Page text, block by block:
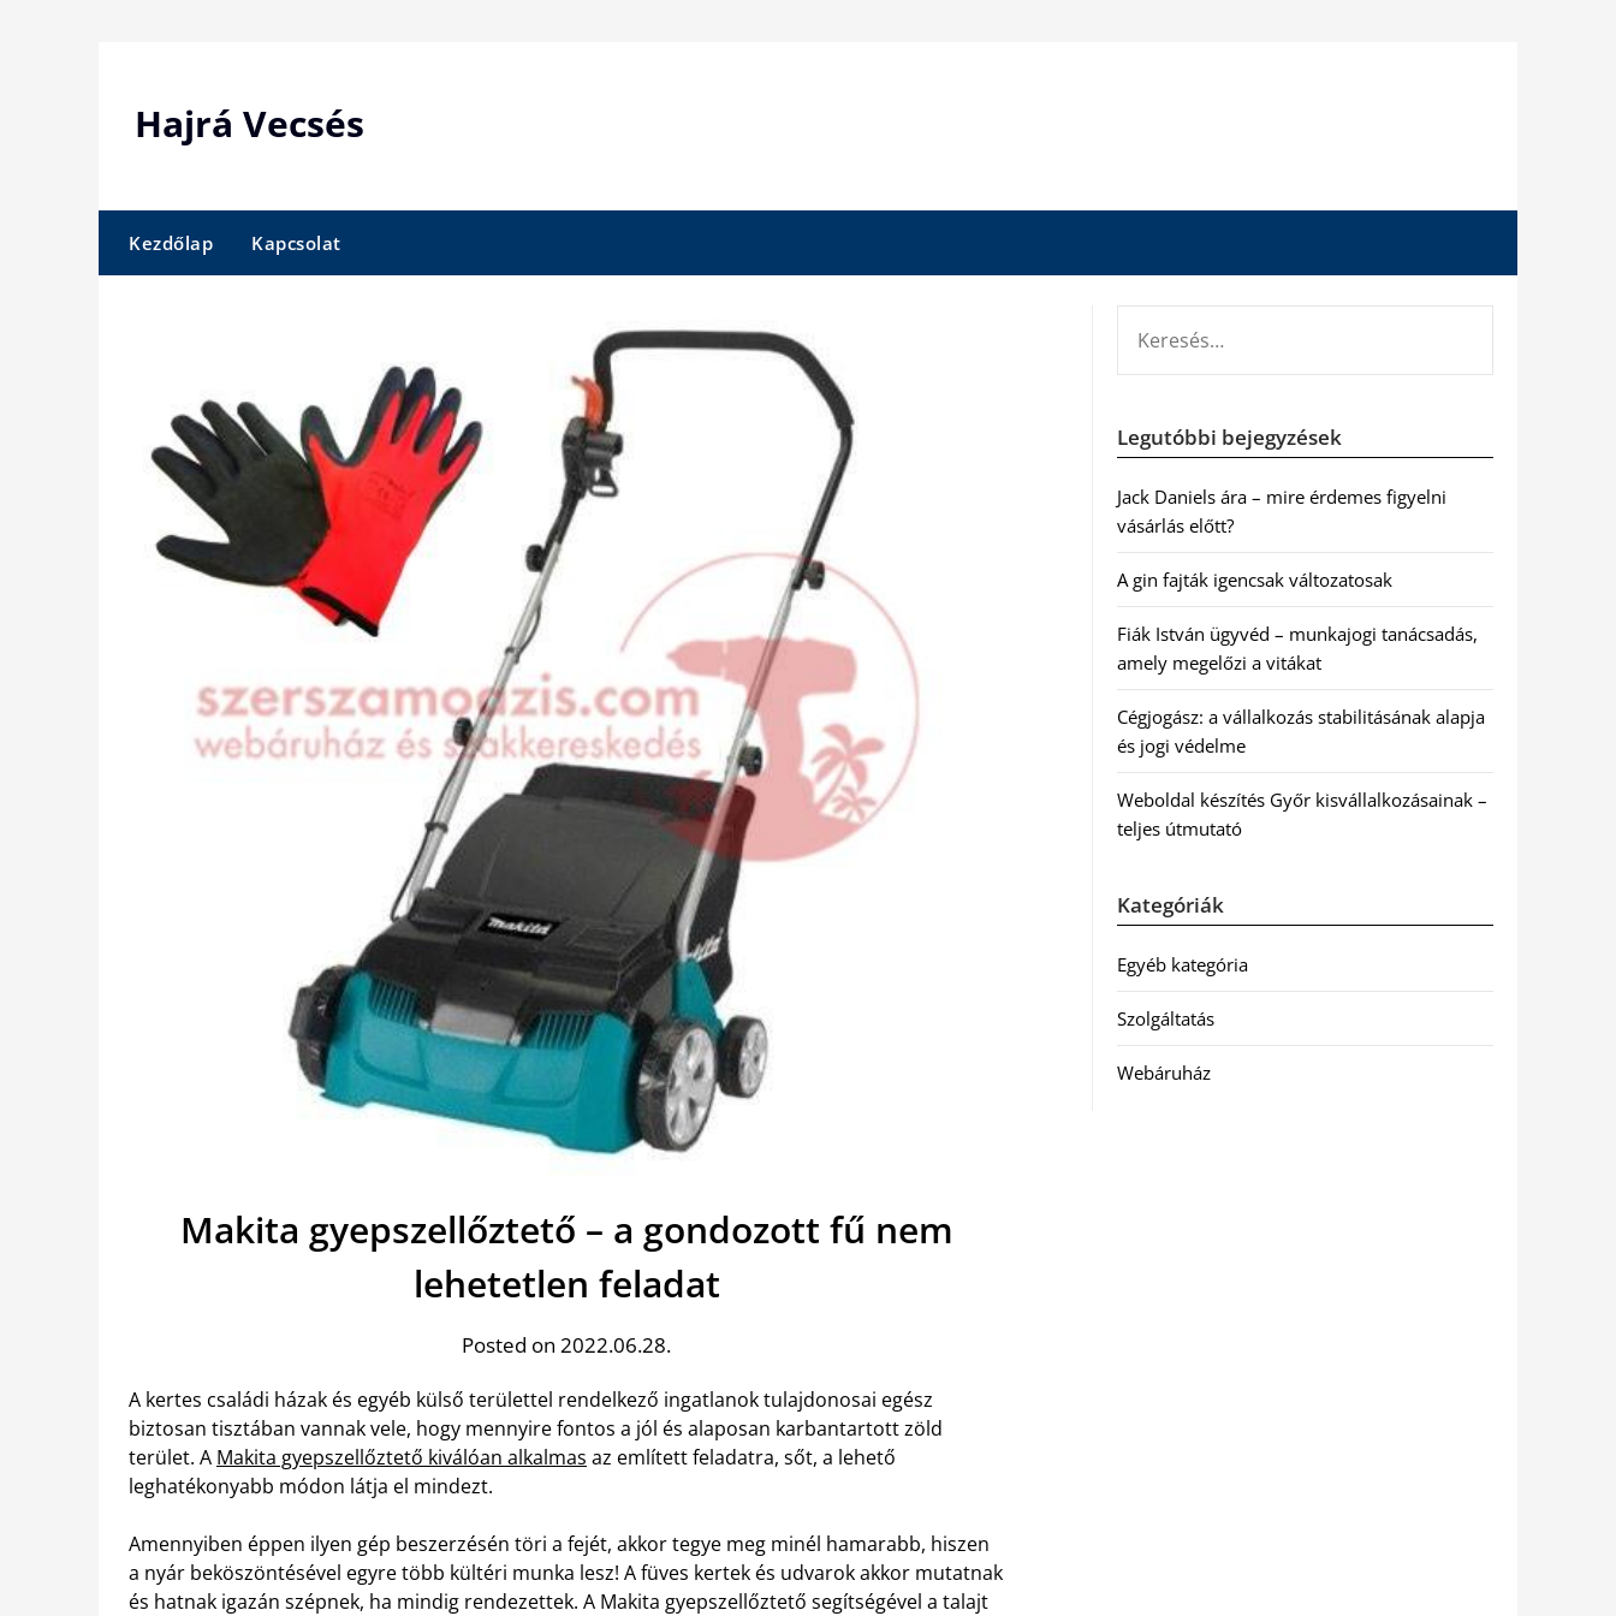
Hajrá Vecsés
Kezdőlap Kapcsolat
Makita gyepszellőztető – a gondozott fű nem
lehetetlen feladat
Posted on 2022.06.28.
A kertes családi házak és egyéb külső területtel rendelkező ingatlanok tulajdonosai egész
biztosan tisztában vannak vele, hogy mennyire fontos a jól és alaposan karbantartott zöld
terület. A Makita gyepszellőztető kiválóan alkalmas az említett feladatra, sőt, a lehető
leghatékonyabb módon látja el mindezt.
Amennyiben éppen ilyen gép beszerzésén töri a fejét, akkor tegye meg minél hamarabb, hiszen
a nyár beköszöntésével egyre több kültéri munka lesz! A füves kertek és udvarok akkor mutatnak
és hatnak igazán szépnek, ha mindig rendezettek. A Makita gyepszellőztető segítségével a talajt
Legutóbbi bejegyzések
Jack Daniels ára – mire érdemes figyelni
vásárlás előtt?
A gin fajták igencsak változatosak
Fiák István ügyvéd – munkajogi tanácsadás,
amely megelőzi a vitákat
Cégjogász: a vállalkozás stabilitásának alapja
és jogi védelme
Weboldal készítés Győr kisvállalkozásainak –
teljes útmutató
Kategóriák
Egyéb kategória
Szolgáltatás
Webáruház